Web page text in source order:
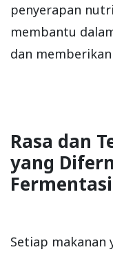
penyerapan
membantu
dan
Rasa dan
yang
Setiap makanan